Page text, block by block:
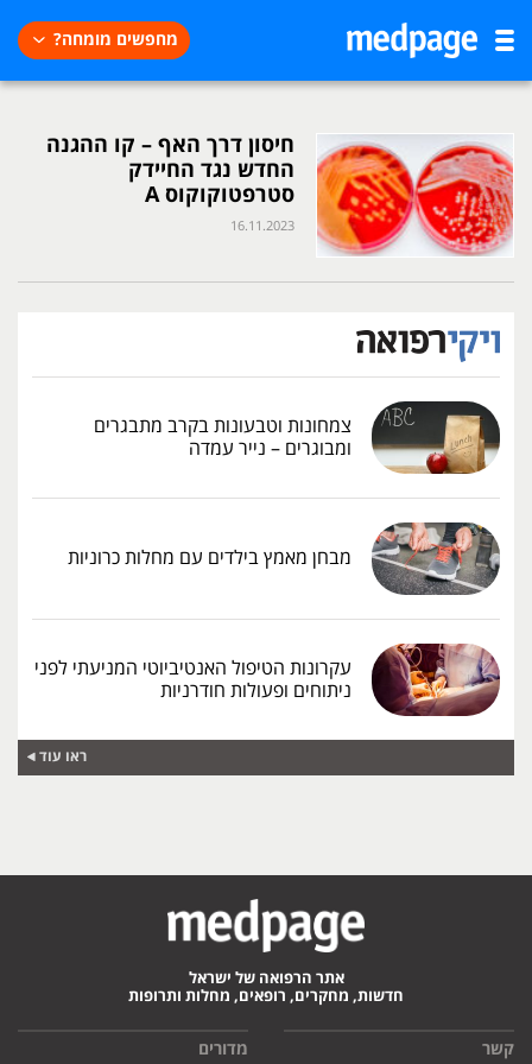
מחפשים מומחה?
חיסון דרך האף – קו ההגנה
החדש נגד החיידק
סטרפטוקוקוס A
16.11.2023
צמחונות וטבעונות בקרב מתבגרים
ומבוגרים – נייר עמדה
מבחן מאמץ בילדים עם מחלות כרוניות
עקרונות הטיפול האנטיביוטי המניעתי לפני
ניתוחים ופעולות חודרניות
ראו עוד
אתר הרפואה של ישראל
חדשות, מחקרים, רופאים, מחלות ותרופות
קשר מדורים